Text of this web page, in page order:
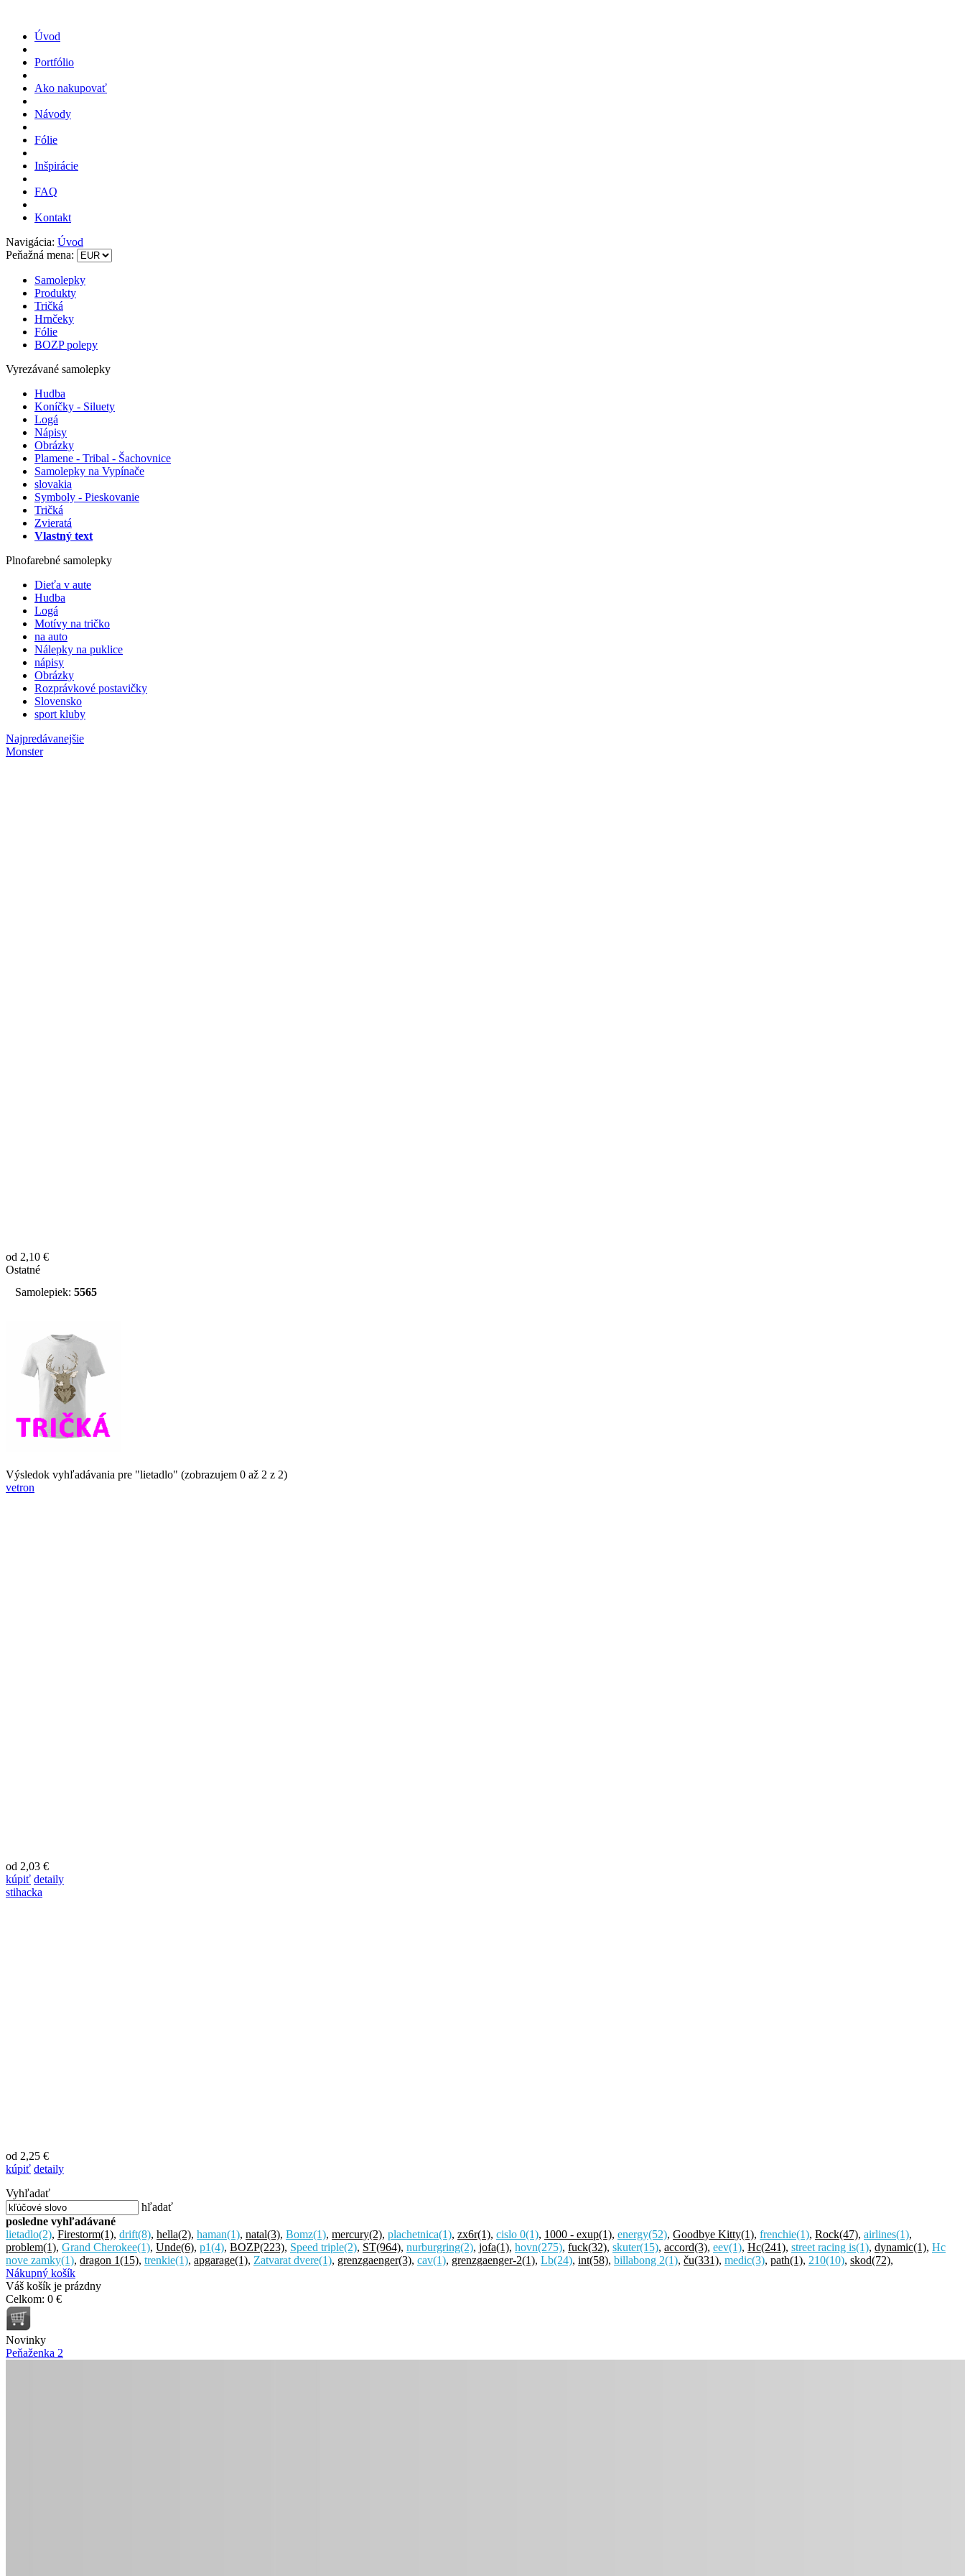
Úvod
Portfólio
Ako nakupovať
Návody
Fólie
Inšpirácie
FAQ
Kontakt
Navigácia: Úvod
Peňažná mena:
Samolepky
Produkty
Tričká
Hrnčeky
Fólie
BOZP polepy
Vyrezávané samolepky
Hudba
Koníčky - Siluety
Logá
Nápisy
Obrázky
Plamene - Tribal - Šachovnice
Samolepky na Vypínače
slovakia
Symboly - Pieskovanie
Tričká
Zvieratá
Vlastný text
Plnofarebné samolepky
Dieťa v aute
Hudba
Logá
Motívy na tričko
na auto
Nálepky na puklice
nápisy
Obrázky
Rozprávkové postavičky
Slovensko
sport kluby
Najpredávanejšie
Monster
od 2,10 €
Ostatné
Samolepiek: 5565
Výsledok vyhľadávania pre "lietadlo" (zobrazujem 0 až 2 z 2)
vetron
od 2,03 €
kúpiť detaily
stihacka
od 2,25 €
kúpiť detaily
Vyhľadať
hľadať
posledne vyhľadávané
lietadlo(2), Firestorm(1), drift(8), hella(2), haman(1), natal(3), Bomz(1), mercury(2), plachetnica(1), zx6r(1), cislo 0(1), 1000 - exup(1), energy(52), Goodbye Kitty(1), frenchie(1), Rock(47), airlines(1),
problem(1), Grand Cherokee(1), Unde(6), p1(4), BOZP(223), Speed triple(2), ST(964), nurburgring(2), jofa(1), hovn(275), fuck(32), skuter(15), accord(3), eev(1), Hc(241), street racing is(1), dynamic(1), Hc
nove zamky(1), dragon 1(15), trenkie(1), apgarage(1), Zatvarat dvere(1), grenzgaenger(3), cav(1), grenzgaenger-2(1), Lb(24), int(58), billabong 2(1), ču(331), medic(3), path(1), 210(10), skod(72),
Nákupný košík
Váš košík je prázdny
Celkom: 0 €
Novinky
Peňaženka 2